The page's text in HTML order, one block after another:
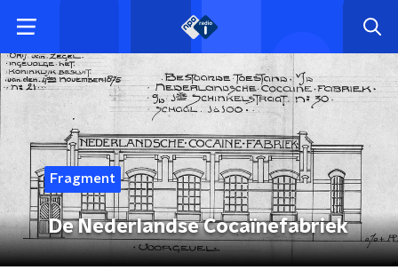
Fragment
De Nederlandse Cocaïnefabriek